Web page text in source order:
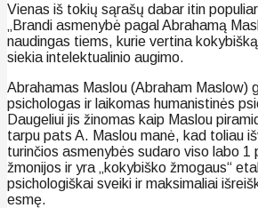
Vienas iš tokių sąrašų dabar itin
„Brandi asmenybė pagal Abrahamą
naudingas tiems, kurie vertina
siekia intelektualinio augimo.
Abrahamas Maslou (Abraham Maslow)
psichologas ir laikomas humanistinės
Daugeliui jis žinomas kaip Maslou
tarpu pats A. Maslou manė, kad toliau
turinčios asmenybės sudaro viso labo 1
žmonijos ir yra „kokybiško žmogaus“
psichologiškai sveiki ir maksimaliai
esmę.